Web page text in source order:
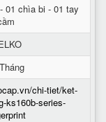
01 chìa bi - 01 tay
chi-tiet/ket-
ks160b-series-